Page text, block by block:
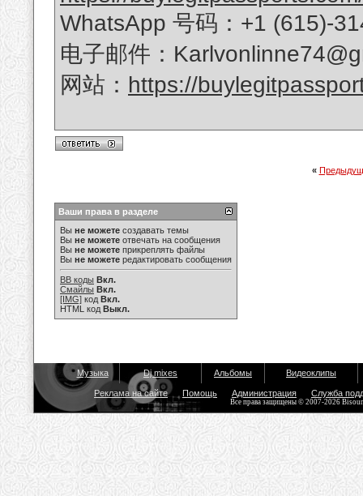
WhatsApp 号码：+1 (615)-
电子邮件：
网站： https://
«
Ваши права в разделе
Вы не можете создавать темы
Вы не можете отвечать на сообщения
Вы не можете прикреплять файлы
Вы не можете редактировать сообщения
BB коды Вкл.
Смайлы Вкл.
[IMG] код Вкл.
HTML код Выкл.
Музыка Dj mixes Альбомы Видеоклипы
Реклама на сайте Помощь Администрация Служба
Все права защищены © 2007-2026